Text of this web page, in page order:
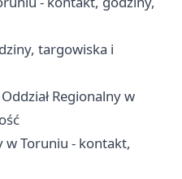
targowiska i
Regionalny w
w Toruniu - kontakt,